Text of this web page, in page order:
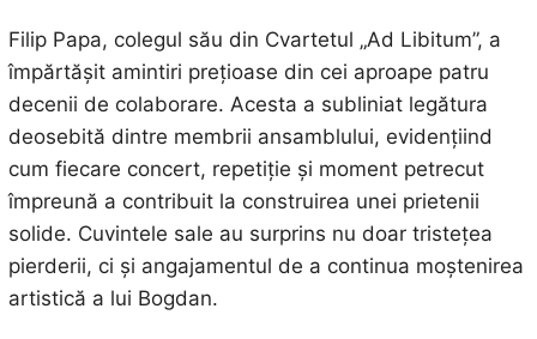
Filip Papa, colegul său din Cvartetul „Ad Libitum”, a
împărtășit amintiri prețioase din cei aproape patru
decenii de colaborare. Acesta a subliniat legătura
deosebită dintre membrii ansamblului, evidențiind
cum fiecare concert, repetiție și moment petrecut
împreună a contribuit la construirea unei prietenii
solide. Cuvintele sale au surprins nu doar tristețea
pierderii, ci și angajamentul de a continua moștenirea
artistică a lui Bogdan.